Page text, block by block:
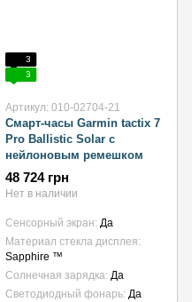
3
3
Артикул: 010-02704-21
Смарт-часы Garmin tactix 7
Pro Ballistic Solar с
нейлоновым ремешком
48 724 грн
Нет в наличии
Сенсорный экран Да
Материал стекла дисплея
Sapphire ™
Солнечная зарядка Да
Светодиодный фонарь Да